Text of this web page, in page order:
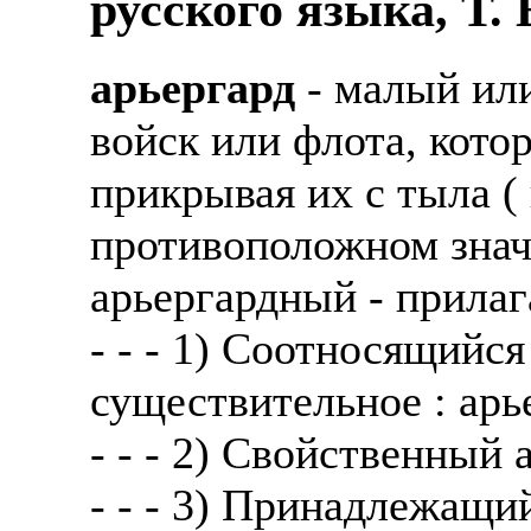
арьергард - малый
войск или флота,
прикрывая их с тыла
противоположном
арьергардный -
- - - 1)
существительное :
- - - 2) Свойственный
- - - 3)